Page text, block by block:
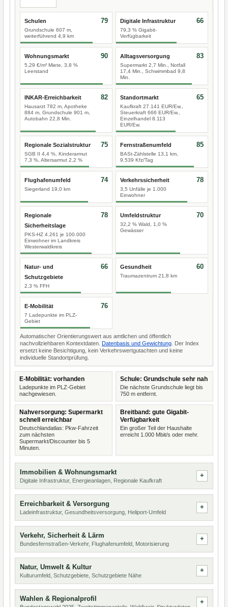
Schulen
Grundschule 607 m,
weiterführend 4,9 km
79 Digitale Infrastruktur
79,3 % Gigabit-
Verfügbarkeit
66
Wohnungsmarkt
5,29 €/m² Miete, 3,8 %
Leerstand
90 Alltagsversorgung
Supermarkt 2,7 Min., Notfall
17,4 Min., Schwimmbad 9,8
Min.
83
INKAR-Erreichbarkeit
Hausarzt 782 m, Apotheke
884 m, Grundschule 901 m,
Autobahn 22,8 Min.
82 Standortmarkt
Kaufkraft 27.141 EUR/Ew.,
Steuerkraft 666 EUR/Ew.,
Einzelhandel 8.113
EUR/Ew.
65
Regionale Sozialstruktur
SGB II 4,4 %, Kinderarmut
7,3 %, Altersarmut 2,2 %
75 Fernstraßenumfeld
BASt-Zählstelle 13,1 km,
9.539 Kfz/Tag
85
Flughafenumfeld
Siegerland 19,0 km
74 Verkehrssicherheit
3,5 Unfälle je 1.000
Einwohner
78
Regionale
Sicherheitslage
PKS-HZ 4.261 je 100.000
Einwohner im Landkreis
Westerwaldkreis
78 Umfeldstruktur
32,2 % Wald, 1,0 %
Gewässer
70
Natur- und
Schutzgebiete
2,3 % FFH
66 Gesundheit
Traumazentrum 21,8 km
60
E-Mobilität
7 Ladepunkte im PLZ-
Gebiet
76
Automatischer Orientierungswert aus amtlichen und öffentlich
nachvollziehbaren Kontextdaten. Datenbasis und Gewichtung . Der Index
ersetzt keine Besichtigung, kein Verkehrswertgutachten und keine
individuelle Standortprüfung.
E-Mobilität: vorhanden
Ladepunkte im PLZ-Gebiet
nachgewiesen.
Schule: Grundschule sehr nah
Die nächste Grundschule liegt bis
750 m entfernt.
Nahversorgung: Supermarkt
schnell erreichbar
Deutschlandatlas: Pkw-Fahrzeit
zum nächsten
Supermarkt/Discounter bis 5
Minuten.
Breitband: gute Gigabit-
Verfügbarkeit
Ein großer Teil der Haushalte
erreicht 1.000 Mbit/s oder mehr.
Immobilien & Wohnungsmarkt
Digitale Infrastruktur, Energieanlagen, Regionale Kaufkraft
Erreichbarkeit & Versorgung
Ladeinfrastruktur, Gesundheitsversorgung, Heliport-Umfeld
Verkehr, Sicherheit & Lärm
Bundesfernstraßen-Verkehr, Flughafenumfeld, Motorisierung
Natur, Umwelt & Kultur
Kulturumfeld, Schutzgebiete, Schutzgebiete Nähe
Wahlen & Regionalprofil